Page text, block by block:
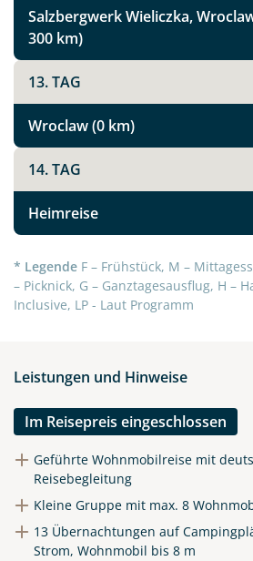
Facebook
Instagram
X
WhatsApp
per E-Mail senden
Link kopieren
Salzbergwerk Wieliczka,
300 km)
13. TAG
Wroclaw (0 km)
14. TAG
Heimreise
* Legende F – Frühstück, M –
– Picknick, G – Ganztagesausflug, H –
Inclusive, LP - Laut Programm
Leistungen und Hinweise
Im Reisepreis eingeschlossen
Geführte Wohnmobilreise mit
Reisebegleitung
Kleine Gruppe mit max. 8
13 Übernachtungen auf
Strom, Wohnmobil bis 8 m